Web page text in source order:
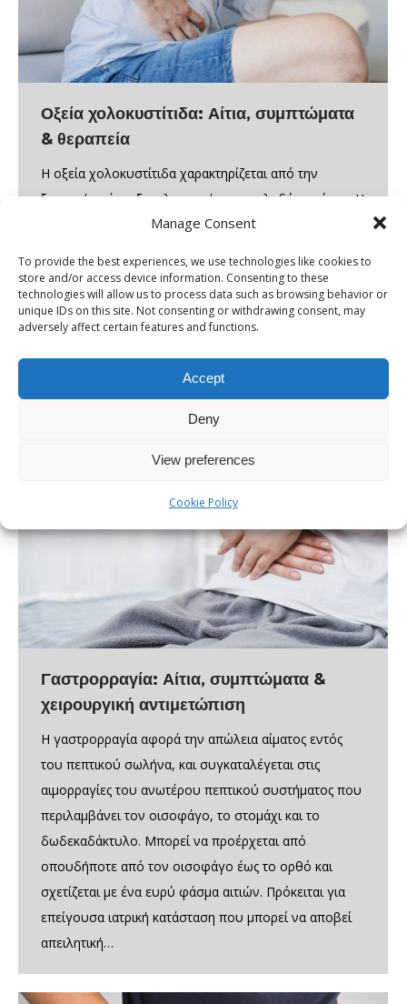
Manage Consent
To provide the best experiences, we use technologies like cookies to
store and/or access device information. Consenting to these
technologies will allow us to process data such as browsing behavior or
unique IDs on this site. Not consenting or withdrawing consent, may
adversely affect certain features and functions.
Accept
Deny
View preferences
Cookie Policy
Οξεία χολοκυστίτιδα: Αίτια, συμπτώματα
& θεραπεία
Η οξεία χολοκυστίτιδα χαρακτηρίζεται από την
ξαφνική ανάπτυξη φλεγμονής στη χοληδόχο κύστη. Η
χολή αποτελεί όργανο στο οποίο αποθηκεύεται η
βοηθά στην πέψη των τροφών. Η φλεγμονή του
οργάνου αυτού συνήθως προκύπτει από απόφραξη
της χοληδόχου κύστης εξαιτίας της ύπαρξης
Γαστρορραγία: Αίτια, συμπτώματα &
χειρουργική αντιμετώπιση
Η γαστρορραγία αφορά την απώλεια αίματος εντός
του πεπτικού σωλήνα, και συγκαταλέγεται στις
αιμορραγίες του ανωτέρου πεπτικού συστήματος που
περιλαμβάνει τον οισοφάγο, το στομάχι και το
δωδεκαδάκτυλο. Μπορεί να προέρχεται από
οπουδήποτε από τον οισοφάγο έως το ορθό και
σχετίζεται με ένα ευρύ φάσμα αιτιών. Πρόκειται για
επείγουσα ιατρική κατάσταση που μπορεί να αποβεί
απειλητική…